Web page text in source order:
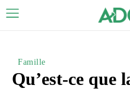
Famille
Qu’est-ce que